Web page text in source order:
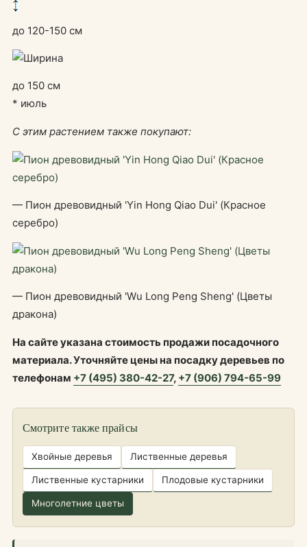
до 120-150 см
до 150 см
* июль
С этим растением также покупают:
— Пион древовидный 'Yin Hong Qiao Dui' (Красное
серебро)
— Пион древовидный 'Wu Long Peng Sheng' (Цветы
дракона)
На сайте указана стоимость продажи посадочного
материала. Уточняйте цены на посадку деревьев по
телефонам +7 (495) 380-42-27, +7 (906) 794-65-99
Смотрите также прайсы
Хвойные деревья Лиственные деревья
Лиственные кустарники Плодовые кустарники
Многолетние цветы